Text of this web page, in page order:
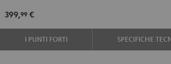
399,99 €
I PUNTI FORTI SPECIFICHE